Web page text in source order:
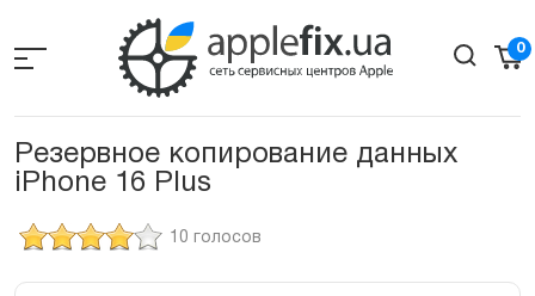
the
0
Резервное копирование данных
iPhone 16 Plus
10 голосов